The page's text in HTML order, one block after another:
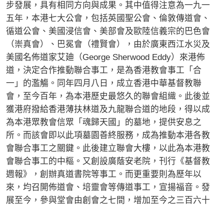
步發展，具有相同方向與成果。其中值得注意為一九一
五年，本港七大公會，包括英國聖公會、倫敦傳道會、
循道公會、美國浸信會、美部會及歐陸信義宗的巴色會
（崇真會）、巴冕會（禮賢會），由於廣東西江水災及
美國名佈道家艾廸（George Sherwood Eddy）來港佈
道，決定合作推動聯合事工，是為香港教會事工「合
一」的濫觴。同年四月八日，成立香港中華基督教聯
會，至今百年，為本港歷史最悠久的聯會組織。此後並
獲港府撥給香港薄扶林道及九龍聯合道的地段，得以成
為本港眾教會信眾「魂歸天國」的墓地，提供安息之
所。而該會即以此項墓園善終服務，成為推動本港各教
會聯合事工之關鍵。此後建立聯會大樓，以此為本港教
會聯合事工的中樞。又創設廣蔭安老院，刊行《基督教
週報》，創辦真道書院等事工。而更重要則為歷年以
來，均召開佈道會、培靈會等傳道事工，宣揚福音。發
展至今，參與堂會由創會之七間，增加至今之三百六十